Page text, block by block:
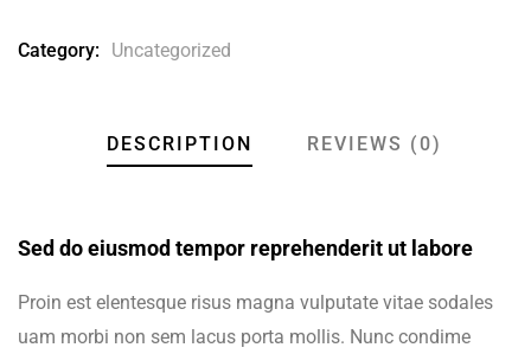
Category: Uncategorized
DESCRIPTION REVIEWS (0)
Sed do eiusmod tempor reprehenderit ut labore
Proin est elentesque risus magna vulputate vitae sodales
uam morbi non sem lacus porta mollis. Nunc condime